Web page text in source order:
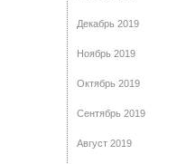
Декабрь 2019
Ноябрь 2019
Октябрь 2019
Сентябрь 2019
Август 2019